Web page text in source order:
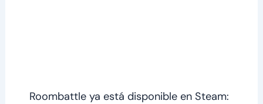
Roombattle ya está disponible en Steam: